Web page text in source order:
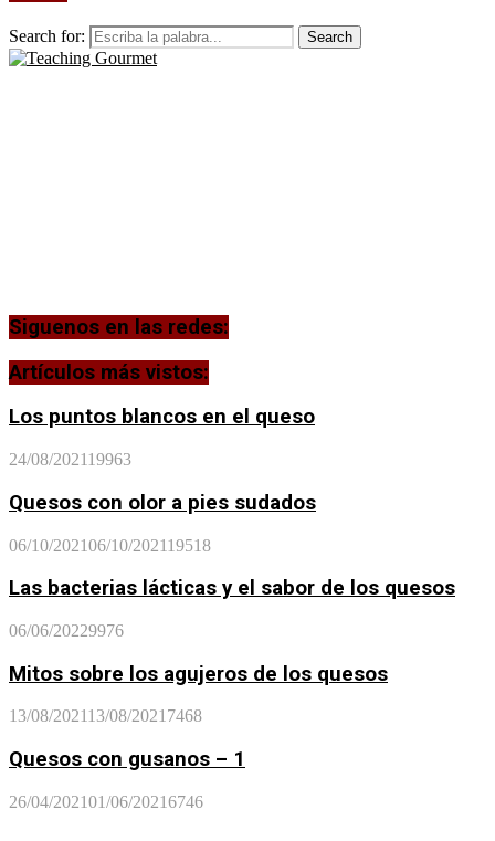
Search for: Search
Siguenos en las redes:
Artículos más vistos:
Los puntos blancos en el queso
24/08/202119963
Quesos con olor a pies sudados
06/10/202106/10/202119518
Las bacterias lácticas y el sabor de los quesos
06/06/20229976
Mitos sobre los agujeros de los quesos
13/08/202113/08/20217468
Quesos con gusanos – 1
26/04/202101/06/20216746